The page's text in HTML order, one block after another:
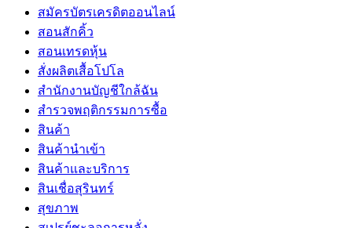
สมัครบัตรเครดิตออนไลน์
สอนสักคิ้ว
สอนเทรดหุ้น
สั่งผลิตเสื้อโปโล
สำนักงานบัญชีใกล้ฉัน
สำรวจพฤติกรรมการซื้อ
สินค้า
สินค้านำเข้า
สินค้าและบริการ
สินเชื่อสุรินทร์
สุขภาพ